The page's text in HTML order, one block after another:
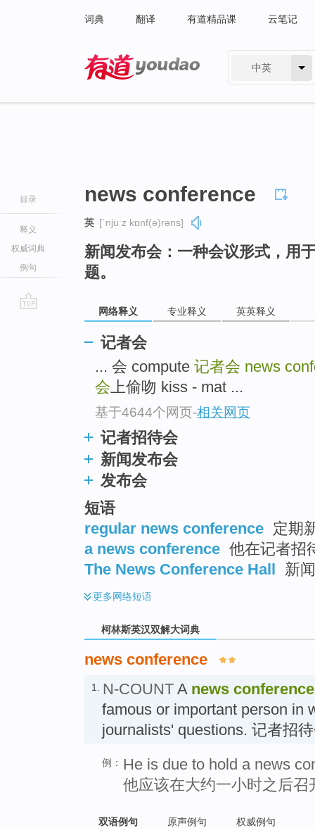
词典 翻译 有道精品课 云笔记
中英
目录
释义
权威词典
例句
news conference
英 [ˈnjuːz kɒnf(ə)rəns]
新闻发布会：一种会议形式，用
题。
网络释义 专业释义 英英释义
记者会
... 会 compute 记者会 news
会上偷吻 kiss - mat ...
基于4644个网页-相关网页
记者招待会
新闻发布会
发布会
短语
regular news conference 定期
a news conference 他在记者招
The News Conference Hall 新
更多网络短语
柯林斯英汉双解大词典
news conference
1. N-COUNT A news conference
famous or important person in
journalists' questions. 记者招
例： He is due to hold a news
他应该在大约一小时之后召
双语例句 原声例句 权威例句